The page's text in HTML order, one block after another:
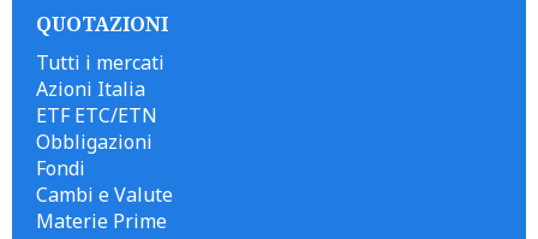
QUOTAZIONI
Tutti i mercati
Azioni Italia
ETF ETC/ETN
Obbligazioni
Fondi
Cambi e Valute
Materie Prime